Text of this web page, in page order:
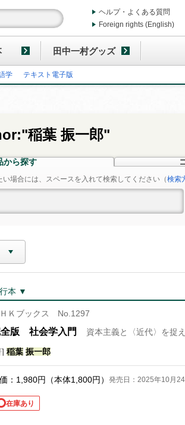
ヘルプ・よくある質問
Foreign rights (English)
田中一村グッズ
学 テキスト電子版
稲葉 振一郎"
から探す
場合には、スペースを入れて検索してください（検索
本 ▼
ＨＫブックス No.1297
全版 社会学入門 資本主義と〈近代〉を捉
] 稲葉 振一郎
： 1,980円（本体1,800円） 発売日：2025年10月24
在庫あり